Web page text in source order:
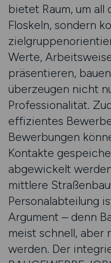
bietet Raum, um all
Floskeln, sondern
Werte,
präsentieren,
überzeugen nicht
Professionalität.
effizientes
Bewerbungen
Kontakte
abgewickelt
mittlere
Personalabteilung
Argument – denn
meist schnell,
werden. Der